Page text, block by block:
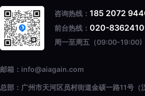
咨询热线： 185 2072
前台热线： 020-
周一至周五（09:00-19:00)
邮箱：info@aiagain.com
总部：广州市天河区员村街道金硕一路11号